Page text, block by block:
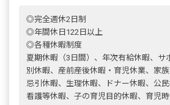
◎完全週休2日制
◎年間休日122日以上
◎各種休暇制度
夏期休暇（3日間）、年次有給休暇、サ
別休暇、産前産後休暇・育児休業、家族
忌引休暇、生理休暇、ドナー休暇、公
看護等休暇、子の育児目的休暇、育児